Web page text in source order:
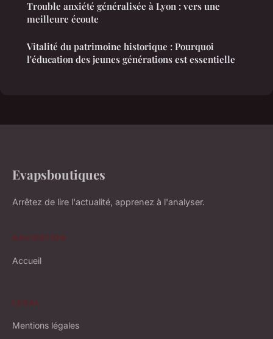
Trouble anxiété généralisée à Lyon : vers une
meilleure écoute
Vitalité du patrimoine historique : Pourquoi
l'éducation des jeunes générations est essentielle
Evapsboutiques
Arrêtez de lire l'actualité, apprenez à l'analyser.
NAVIGATION
Accueil
LÉGAL
Mentions légales